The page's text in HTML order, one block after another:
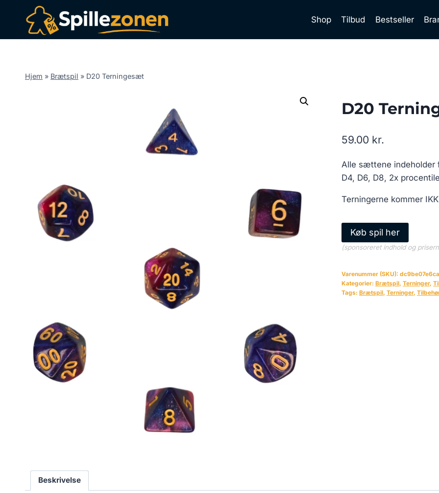
Shop Tilbud Bestseller
Hjem » Brætspil » D20 Terningesæt
D20
59.00 kr.
Alle sættene indeholder
D4, D6, D8, 2x
Terningerne kommer
Køb spil her
(sponsoreret indhold og
Varenummer (SKU):
Kategorier: Brætspil, Terninger,
Tags: Brætspil, Terninger,
Beskrivelse